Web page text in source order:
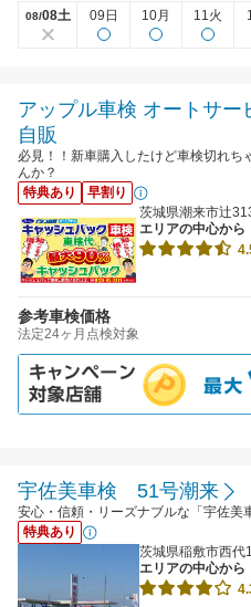
08/08土 09日 10月 11火
アップル車検 オートサ
自販
必見！！新車購入したけど車検切れ
んか？
特典あり
早割り
茨城県潮来市辻
エリアの中心から
参考車検価格
法定24ヶ月点検対象
宇佐美車検 51号潮来
安心・信頼・リーズナブルな「宇佐美
特典あり
茨城県稲敷市西代
エリアの中心から